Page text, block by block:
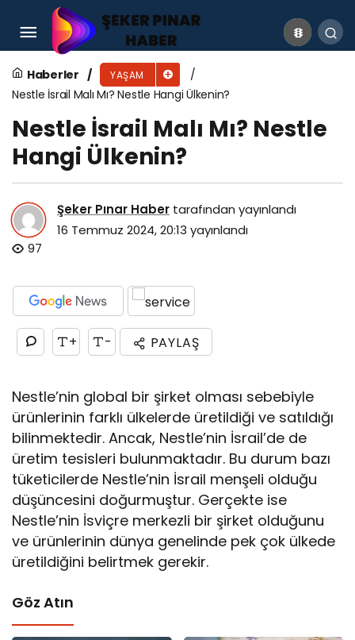
Haberler YAŞAM
Nestle İsrail Malı Mı? Nestle Hangi Ülkenin?
Nestle İsrail Malı Mı? Nestle
Hangi Ülkenin?
Şeker Pınar Haber tarafından yayınlandı
16 Temmuz 2024, 20:13 yayınlandı
97
+ - PAYLAŞ
Nestle’nin global bir şirket olması sebebiyle
ürünlerinin farklı ülkelerde üretildiği ve satıldığı
bilinmektedir. Ancak, Nestle’nin İsrail’de de
üretim tesisleri bulunmaktadır. Bu durum bazı
tüketicilerde Nestle’nin İsrail menşeli olduğu
düşüncesini doğurmuştur. Gerçekte ise
Nestle’nin İsviçre merkezli bir şirket olduğunu
ve ürünlerinin dünya genelinde pek çok ülkede
üretildiğini belirtmek gerekir.
Göz Atın
Hindistan Gezilecek Yerler